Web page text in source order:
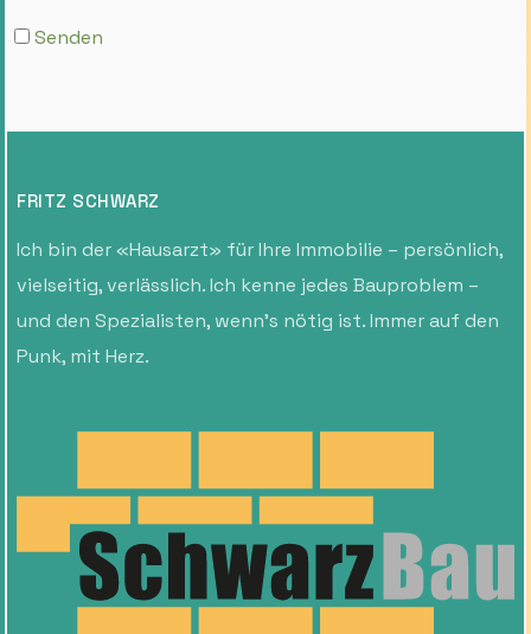
Senden
FRITZ SCHWARZ
Ich bin der «Hausarzt» für Ihre Immobilie – persönlich,
vielseitig, verlässlich. Ich kenne jedes Bauproblem –
und den Spezialisten, wenn’s nötig ist. Immer auf den
Punk, mit Herz.